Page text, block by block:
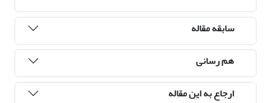
سابقه مقاله
هم رسانی
ارجاع به این مقاله